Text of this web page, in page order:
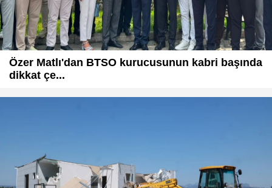
Özer Matlı'dan BTSO kurucusunun kabri başında
dikkat çe...